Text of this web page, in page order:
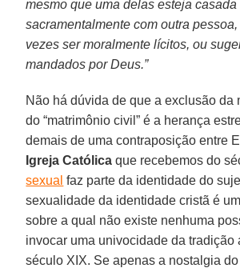
mesmo que uma delas esteja casada
sacramentalmente com outra
vezes ser moralmente lícitos, ou
mandados por Deus.”
Não há dúvida de que a exclusão da
do “matrimônio civil” é a herança
demais de uma contraposição entre
Igreja Católica que recebemos do
sexual faz parte da identidade do
sexualidade da identidade cristã é
sobre a qual não existe nenhuma
invocar uma univocidade da tradição
século XIX. Se apenas a nostalgia